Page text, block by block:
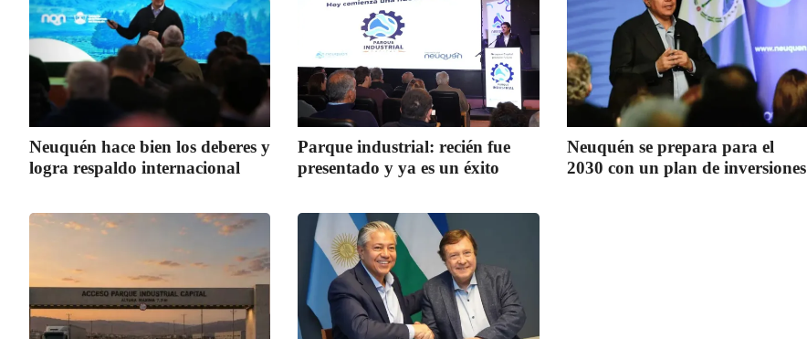
Neuquén hace bien los deberes y
logra respaldo internacional
Parque industrial: recién fue
presentado y ya es un éxito
Neuquén se prepara para el
2030 con un plan de inversiones